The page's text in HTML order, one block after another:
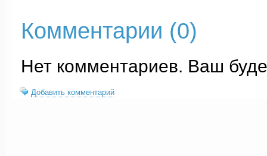
Комментарии (0)
Нет комментариев. Ваш
Добавить комментарий